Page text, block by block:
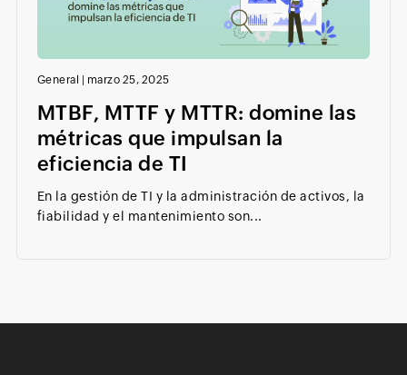
General marzo 25, 2025
MTBF, MTTF y MTTR: domine las
métricas que impulsan la
eficiencia de TI
En la gestión de TI y la administración de activos, la
fiabilidad y el mantenimiento son...